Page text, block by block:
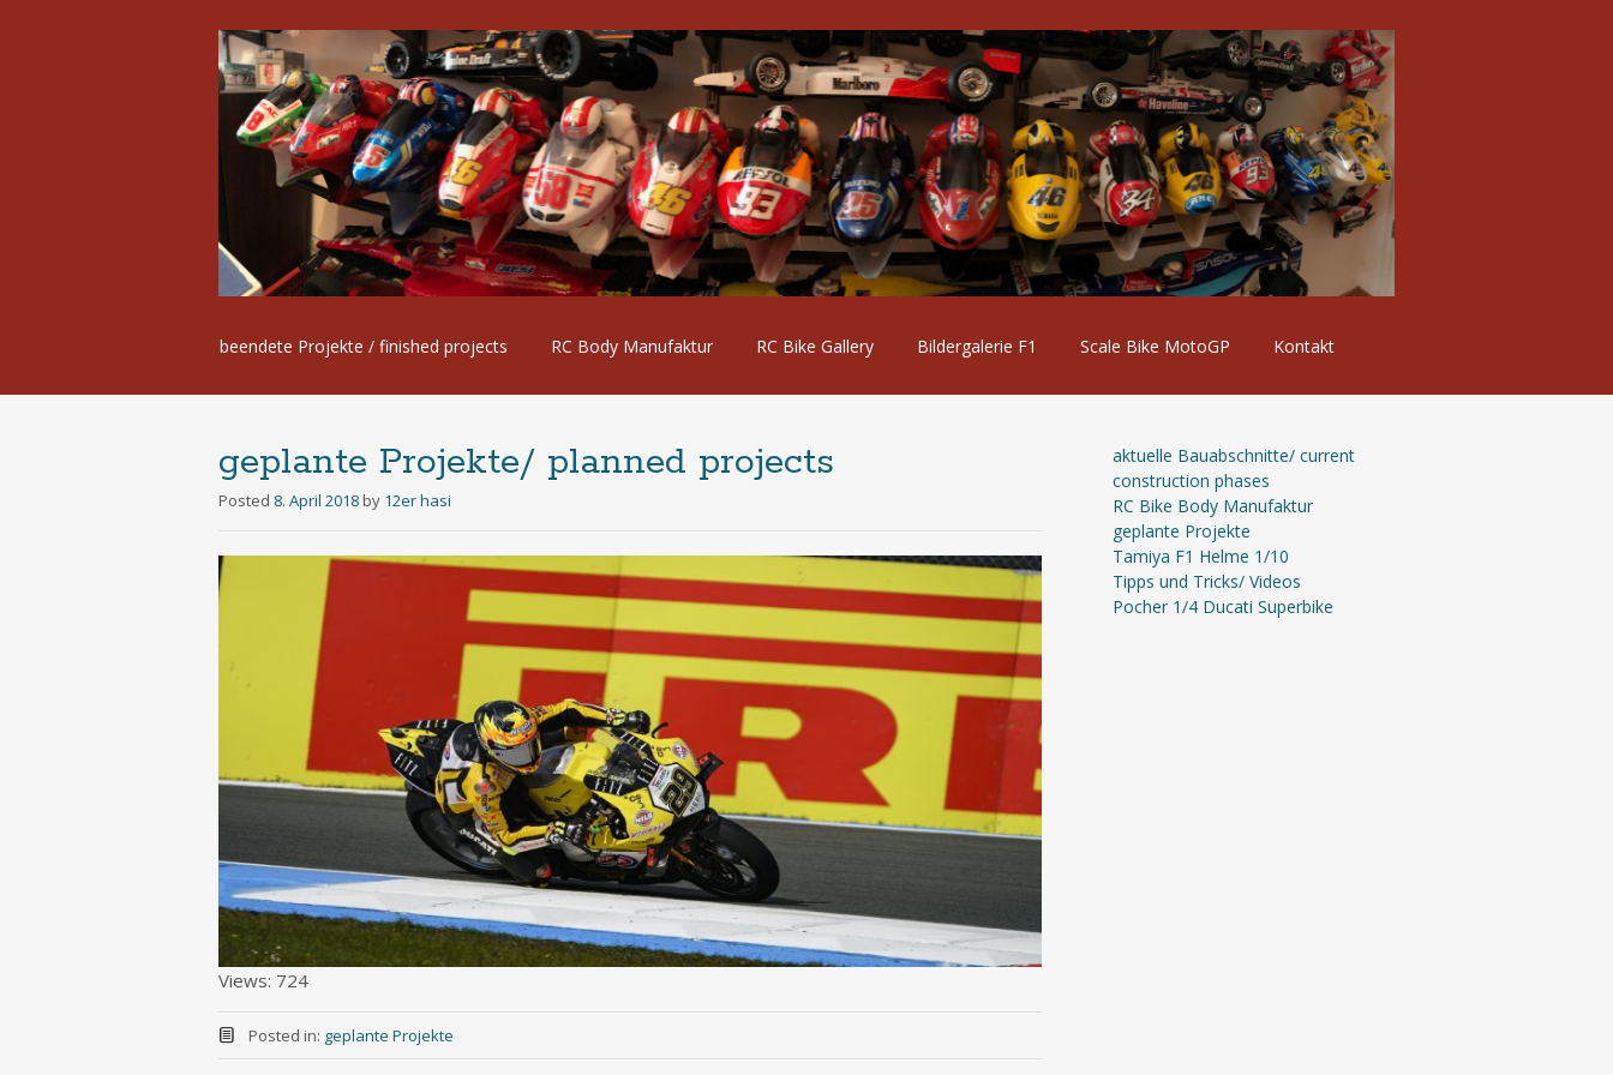
Skip
content
beendete Projekte / finished projects RC Body Manufaktur RC Bike Gallery Bildergalerie F1 Scale Bike MotoGP Kontakt
geplante Projekte/ planned projects
Posted 8. April 2018 by 12er hasi
Views: 724
Posted in: geplante Projekte
aktuelle Bauabschnitte/ current
construction phases
RC Bike Body Manufaktur
geplante Projekte
Tamiya F1 Helme 1/10
Tipps und Tricks/ Videos
Pocher 1/4 Ducati Superbike